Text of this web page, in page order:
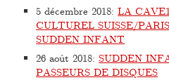
5 décembre 2018:LA
CULTUREL SUISSE/
SUDDEN INFANT
26 août 2018:SUDDEN
PASSEURS DE DISQUES